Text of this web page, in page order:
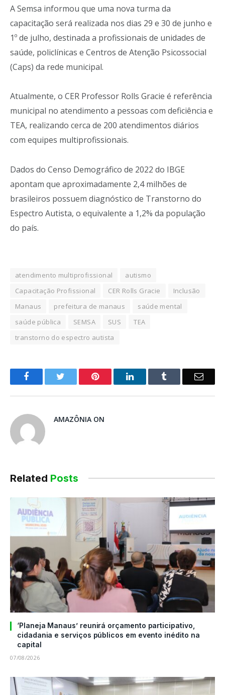
A Semsa informou que uma nova turma da
capacitação será realizada nos dias 29 e 30 de junho e
1º de julho, destinada a profissionais de unidades de
saúde, policlínicas e Centros de Atenção Psicossocial
(Caps) da rede municipal.
Atualmente, o CER Professor Rolls Gracie é referência
municipal no atendimento a pessoas com deficiência e
TEA, realizando cerca de 200 atendimentos diários
com equipes multiprofissionais.
Dados do Censo Demográfico de 2022 do IBGE
apontam que aproximadamente 2,4 milhões de
brasileiros possuem diagnóstico de Transtorno do
Espectro Autista, o equivalente a 1,2% da população
do país.
atendimento multiprofissional
autismo
Capacitação Profissional
CER Rolls Gracie
Inclusão
Manaus
prefeitura de manaus
saúde mental
saúde pública
SEMSA SUS
TEA
transtorno do espectro autista
o
Pinterest LinkedIn
E-
AMAZÔNIA ON
Related Posts
‘Planeja Manaus’ reunirá orçamento participativo,
cidadania e serviços públicos em evento inédito na
capital
07/08/2026